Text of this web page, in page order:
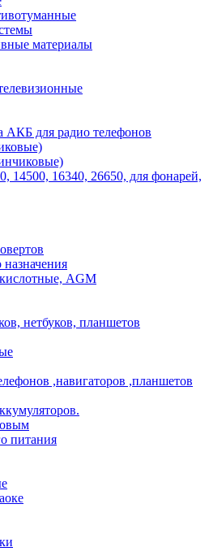
материалы
АКБ для радио телефонов
14500, 16340, 26650, для фонарей,
AGM
нетбуков, планшетов
,навигаторов ,планшетов
питания